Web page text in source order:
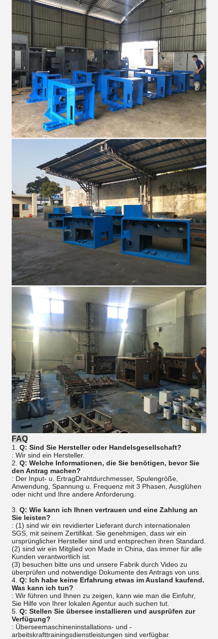
FAQ
1. Q: Sind Sie Hersteller oder Handelsgesellschaft?
: Wir sind ein Hersteller.
2. Q: Welche Informationen, die Sie benötigen, bevor Sie
den Antrag machen?
: Der Input- u. ErtragDrahtdurchmesser, Spulengröße,
Anwendung, Spannung u. Frequenz mit 3 Phasen, Ausglühen
oder nicht und Ihre andere Anforderung.
3. Q: Wie kann ich Ihnen vertrauen und eine Zahlung an
Sie leisten?
: (1) sind wir ein revidierter Lieferant durch internationalen
SGS, mit seinem Zertifikat. Sie genehmigen, dass wir ein
ursprünglicher Hersteller sind und entsprechen ihren Standard.
(2) sind wir ein Mitglied von Made in China, das immer für alle
Kunden verantwortlich ist.
(3) besuchen bitte uns und unsere Fabrik durch Video zu
überprüfen und notwendige Dokumente des Antrags von uns.
4. Q: Ich habe keine Erfahrung etwas im Ausland kaufend.
Was kann ich tun?
: Wir führen und Ihnen zu zeigen, kann wie man die Einfuhr,
Sie Hilfe von Ihrer lokalen Agentur auch suchen tut.
5. Q: Stellen Sie übersee installieren und ausprüfen zur
Verfügung?
: Überseemaschineninstallations- und -
arbeitskrafttrainingsdienstleistungen sind verfügbar.